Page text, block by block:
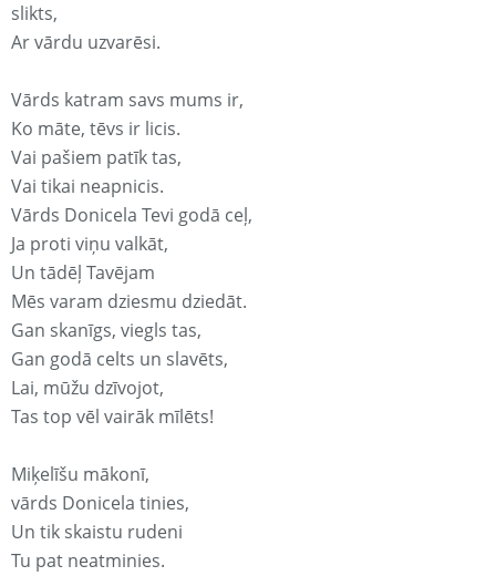
slikts,
Ar vārdu uzvarēsi.
Vārds katram savs mums ir,
Ko māte, tēvs ir licis.
Vai pašiem patīk tas,
Vai tikai neapnicis.
Vārds Donicela Tevi godā ceļ,
Ja proti viņu valkāt,
Un tādēļ Tavējam
Mēs varam dziesmu dziedāt.
Gan skanīgs, viegls tas,
Gan godā celts un slavēts,
Lai, mūžu dzīvojot,
Tas top vēl vairāk mīlēts!
Miķelīšu mākonī,
vārds Donicela tinies,
Un tik skaistu rudeni
Tu pat neatminies.